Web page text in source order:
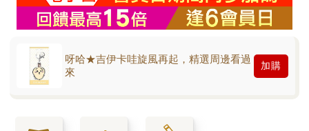
呀哈★吉伊卡哇旋風再起，精選周邊看過
來
加購